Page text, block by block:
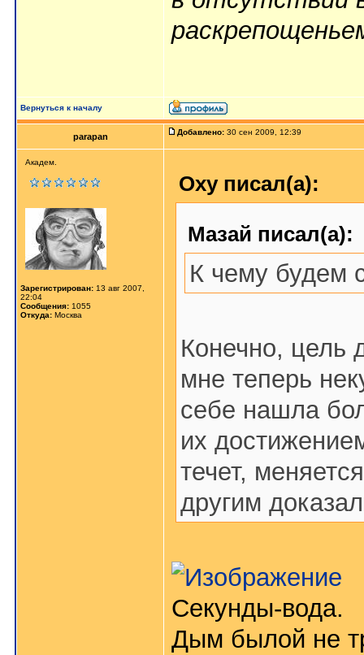
Вернуться к началу
parapan Добавлено: 30 сен 2009, 12:39
Академ.
Зарегистрирован: 13 авг 2007,
22:04
Сообщения: 1055
Откуда: Москва
Oxy писал(а):
Мазай писал(а):
К чему будем
Конечно, цель
мне теперь
себе нашла
их
течет,
другим
Секунды-вода.
Дым былой не